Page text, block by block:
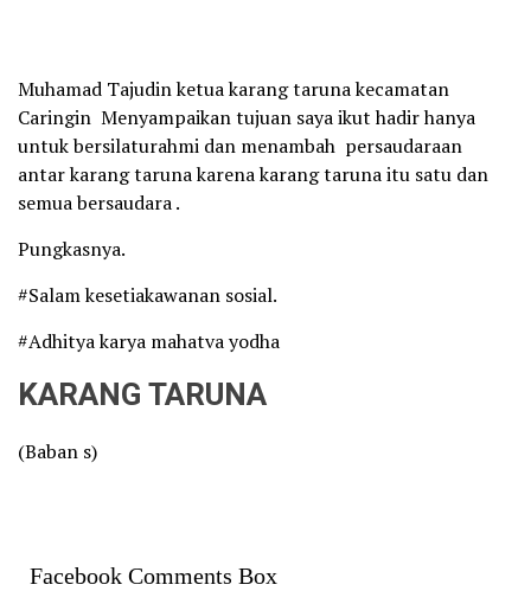
Muhamad Tajudin ketua karang taruna kecamatan
Caringin Menyampaikan tujuan saya ikut hadir hanya
untuk bersilaturahmi dan menambah persaudaraan
antar karang taruna karena karang taruna itu satu dan
semua bersaudara .
Pungkasnya.
#Salam kesetiakawanan sosial.
#Adhitya karya mahatva yodha
KARANG TARUNA
(Baban s)
Facebook Comments Box